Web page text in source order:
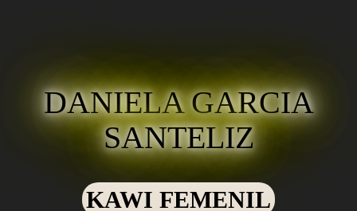
DANIELA GARCIA
SANTELIZ
KAWI FEMENIL